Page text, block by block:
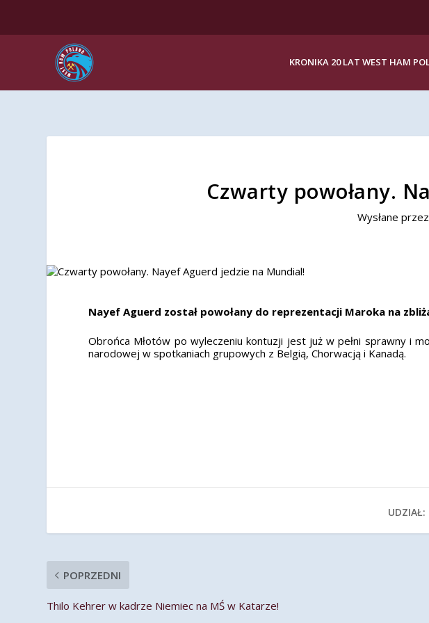
KRONIKA 20 LAT WEST HAM
Czwarty powołany.
Wysłane przez
Nayef Aguerd został powołany do reprezentacji Maroka na
Obrońca Młotów po wyleczeniu kontuzji jest już w pełni sprawny i
narodowej w spotkaniach grupowych z Belgią, Chorwacją i Kanadą.
UDZIAŁ:
POPRZEDNI
Thilo Kehrer w kadrze Niemiec na MŚ w Katarze!